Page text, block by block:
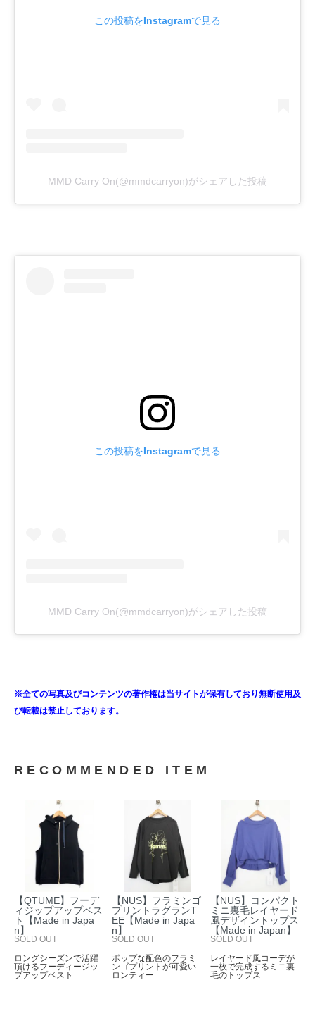
この投稿をInstagramで見る
MMD Carry On(@mmdcarryon)がシェアした投稿
この投稿をInstagramで見る
MMD Carry On(@mmdcarryon)がシェアした投稿
※全ての写真及びコンテンツの著作権は当サイトが保有しており無断使用及
び転載は禁止しております。
RECOMMENDED ITEM
【QTUME】フーデ
ィジップアップベス
ト【Made in Japa
n】
SOLD OUT
ロングシーズンで活躍
頂けるフーディージッ
プアップベスト
【NUS】フラミンゴ
プリントラグランT
EE【Made in Japa
n】
SOLD OUT
ポップな配色のフラミ
ンゴプリントが可愛い
ロンティー
【NUS】コンパクト
ミニ裏毛レイヤード
風デザイントップス
【Made in Japan】
SOLD OUT
レイヤード風コーデが
一枚で完成するミニ裏
毛のトップス